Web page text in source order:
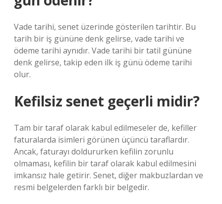
Vade tarihi, senet üzerinde gösterilen tarihtir. Bu
tarih bir iş gününe denk gelirse, vade tarihi ve
ödeme tarihi aynıdır. Vade tarihi bir tatil gününe
denk gelirse, takip eden ilk iş günü ödeme tarihi
olur.
Kefilsiz senet geçerli midir?
Tam bir taraf olarak kabul edilmeseler de, kefiller
faturalarda isimleri görünen üçüncü taraflardır.
Ancak, faturayı doldururken kefilin zorunlu
olmaması, kefilin bir taraf olarak kabul edilmesini
imkansız hale getirir. Senet, diğer makbuzlardan ve
resmi belgelerden farklı bir belgedir.